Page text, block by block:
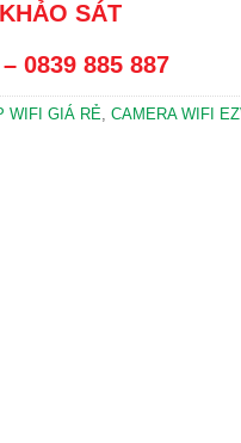
SÁT
0839 885 887
WIFI GIÁ RẺ CAMERA WIFI